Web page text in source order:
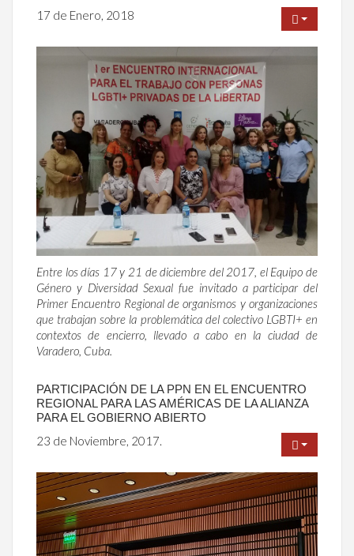
17 de Enero, 2018
Entre los días 17 y 21 de diciembre del 2017, el Equipo de
Género y Diversidad Sexual fue invitado a participar del
Primer Encuentro Regional de organismos y organizaciones
que trabajan sobre la problemática del colectivo LGBTI+ en
contextos de encierro, llevado a cabo en la ciudad de
Varadero, Cuba.
PARTICIPACIÓN DE LA PPN EN EL ENCUENTRO
REGIONAL PARA LAS AMÉRICAS DE LA ALIANZA
PARA EL GOBIERNO ABIERTO
23 de Noviembre, 2017.